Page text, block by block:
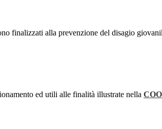
finalizzati alla prevenzione del disagio
ed utili alle finalità illustrate nella